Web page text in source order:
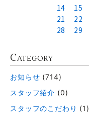
14
15
21
22
28
29
CATEGORY
お知らせ (714)
スタッフ紹介 (0)
スタッフのこだわり (1)